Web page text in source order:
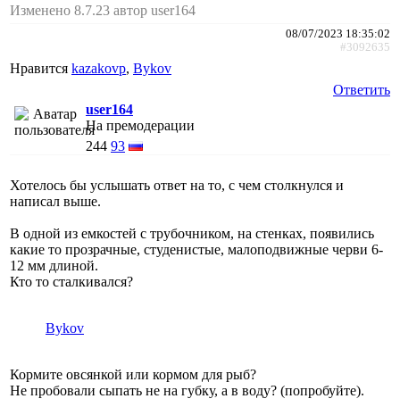
Изменено 8.7.23 автор user164
08/07/2023 18:35:02
#3092635
Нравится kazakovp, Bykov
Ответить
user164
На премодерации
244 93
Хотелось бы услышать ответ на то, с чем столкнулся и
написал выше.
В одной из емкостей с трубочником, на стенках, появились
какие то прозрачные, студенистые, малоподвижные черви 6-
12 мм длиной.
Кто то сталкивался?
Bykov
Кормите овсянкой или кормом для рыб?
Не пробовали сыпать не на губку, а в воду? (попробуйте).